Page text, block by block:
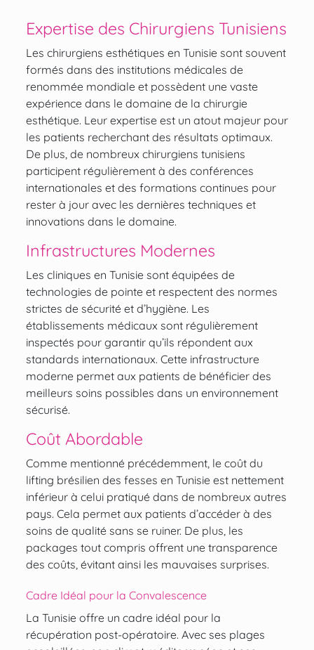
Expertise des Chirurgiens Tunisiens
Les chirurgiens esthétiques en Tunisie sont souvent
formés dans des institutions médicales de
renommée mondiale et possèdent une vaste
expérience dans le domaine de la chirurgie
esthétique. Leur expertise est un atout majeur pour
les patients recherchant des résultats optimaux.
De plus, de nombreux chirurgiens tunisiens
participent régulièrement à des conférences
internationales et des formations continues pour
rester à jour avec les dernières techniques et
innovations dans le domaine.
Infrastructures Modernes
Les cliniques en Tunisie sont équipées de
technologies de pointe et respectent des normes
strictes de sécurité et d’hygiène. Les
établissements médicaux sont régulièrement
inspectés pour garantir qu’ils répondent aux
standards internationaux. Cette infrastructure
moderne permet aux patients de bénéficier des
meilleurs soins possibles dans un environnement
sécurisé.
Coût Abordable
Comme mentionné précédemment, le coût du
lifting brésilien des fesses en Tunisie est nettement
inférieur à celui pratiqué dans de nombreux autres
pays. Cela permet aux patients d’accéder à des
soins de qualité sans se ruiner. De plus, les
packages tout compris offrent une transparence
des coûts, évitant ainsi les mauvaises surprises.
Cadre Idéal pour la Convalescence
La Tunisie offre un cadre idéal pour la
récupération post-opératoire. Avec ses plages